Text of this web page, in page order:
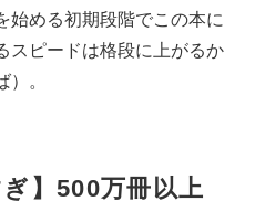
始める初期段階でこの本に
スピードは格段に上がるか
。
】500万冊以上